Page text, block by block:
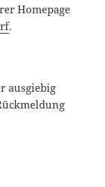
Homepage
.
ausgiebig